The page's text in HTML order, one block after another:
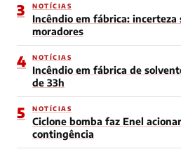
3 NOTÍCIAS
Incêndio em fábrica: incerteza
moradores
4 NOTÍCIAS
Incêndio em fábrica de
de 33h
5 NOTÍCIAS
Ciclone bomba faz Enel
contingência